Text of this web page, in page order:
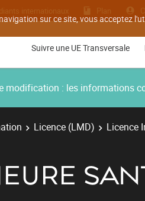
sur ce site, vous acceptez
internationaux Plan
Suivre une UE Transversale
modification : les informations
Licence (LMD) Licence